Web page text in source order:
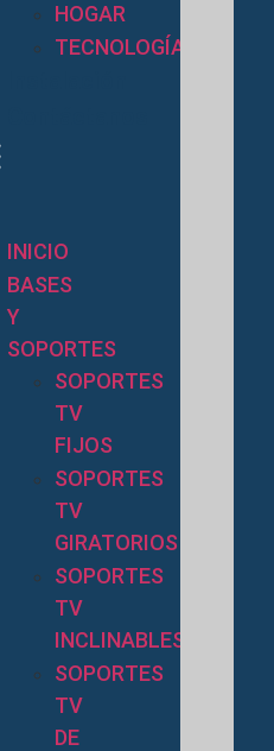
HOGAR
TECNOLOGÍA
INICIO
BASES
Y
SOPORTES
SOPORTES
TV
FIJOS
SOPORTES
TV
GIRATORIOS
SOPORTES
TV
INCLINABLES
SOPORTES
TV
DE